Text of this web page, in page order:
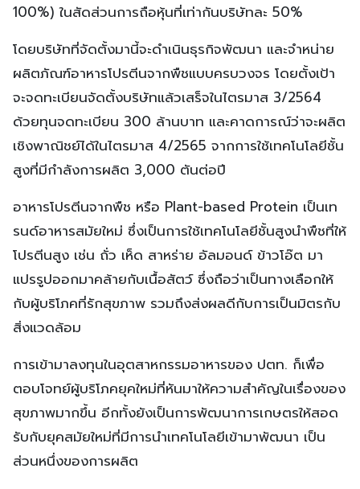
100%) ในสัดส่วนการถือหุ้นที่เท่ากันบริษัทละ 50%
โดยบริษัทที่จัดตั้งมานี้จะดำเนินธุรกิจพัฒนา และจำหน่าย
ผลิตภัณฑ์อาหารโปรตีนจากพืชแบบครบวงจร โดยตั้งเป้า
จะจดทะเบียนจัดตั้งบริษัทแล้วเสร็จในไตรมาส 3/2564
ด้วยทุนจดทะเบียน 300 ล้านบาท และคาดการณ์ว่าจะผลิต
เชิงพาณิชย์ได้ในไตรมาส 4/2565 จากการใช้เทคโนโลยีชั้น
สูงที่มีกำลังการผลิต 3,000 ตันต่อปี
อาหารโปรตีนจากพืช หรือ Plant-based Protein เป็นเท
รนด์อาหารสมัยใหม่ ซึ่งเป็นการใช้เทคโนโลยีชั้นสูงนำพืชที่ให้
โปรตีนสูง เช่น ถั่ว เห็ด สาหร่าย อัลมอนด์ ข้าวโอ๊ต มา
แปรรูปออกมาคล้ายกับเนื้อสัตว์ ซึ่งถือว่าเป็นทางเลือกให้
กับผู้บริโภคที่รักสุขภาพ รวมถึงส่งผลดีกับการเป็นมิตรกับ
สิ่งแวดล้อม
การเข้ามาลงทุนในอุตสาหกรรมอาหารของ ปตท. ก็เพื่อ
ตอบโจทย์ผู้บริโภคยุคใหม่ที่หันมาให้ความสำคัญในเรื่องของ
สุขภาพมากขึ้น อีกทั้งยังเป็นการพัฒนาการเกษตรให้สอด
รับกับยุคสมัยใหม่ที่มีการนำเทคโนโลยีเข้ามาพัฒนา เป็น
ส่วนหนึ่งของการผลิต